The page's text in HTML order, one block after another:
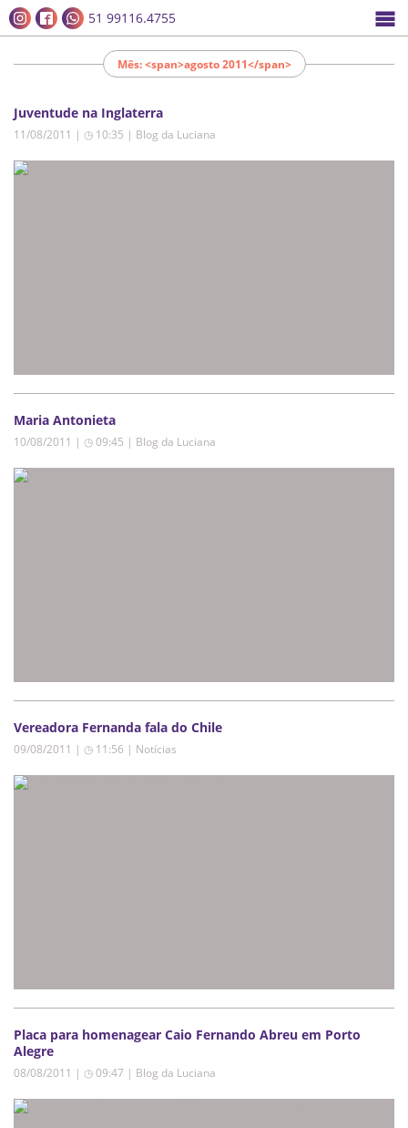
51 99116.4755
Mês: <span>agosto 2011</span>
Juventude na Inglaterra
11/08/2011 | ◷ 10:35 | Blog da Luciana
Maria Antonieta
10/08/2011 | ◷ 09:45 | Blog da Luciana
Vereadora Fernanda fala do Chile
09/08/2011 | ◷ 11:56 | Notícias
Placa para homenagear Caio Fernando Abreu em Porto
Alegre
08/08/2011 | ◷ 09:47 | Blog da Luciana